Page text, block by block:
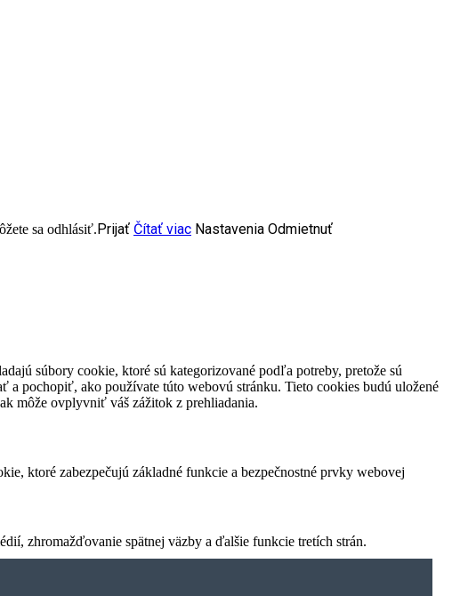
sa odhlásiť.Prijať Čítať viac Nastavenia Odmietnuť
súbory cookie, ktoré sú kategorizované podľa potreby, pretože sú
a pochopiť, ako používate túto webovú stránku. Tieto cookies budú uložené
môže ovplyvniť váš zážitok z prehliadania.
ktoré zabezpečujú základné funkcie a bezpečnostné prvky webovej
zhromažďovanie spätnej väzby a ďalšie funkcie tretích strán.